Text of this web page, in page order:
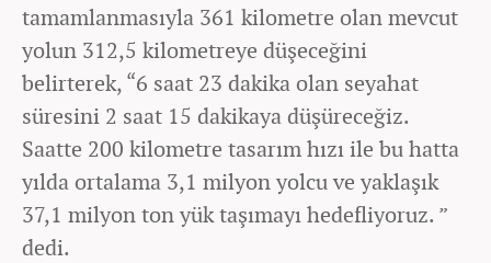
tamamlanmasıyla 361 kilometre olan mevcut
yolun 312,5 kilometreye düşeceğini
belirterek, “6 saat 23 dakika olan seyahat
süresini 2 saat 15 dakikaya düşüreceğiz.
Saatte 200 kilometre tasarım hızı ile bu hatta
yılda ortalama 3,1 milyon yolcu ve yaklaşık
37,1 milyon ton yük taşımayı hedefliyoruz. ”
dedi.